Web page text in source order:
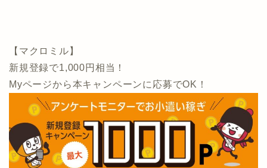
【マクロミル】
新規登録で1,000円相当！
Myページから本キャンペーンに応募でOK！